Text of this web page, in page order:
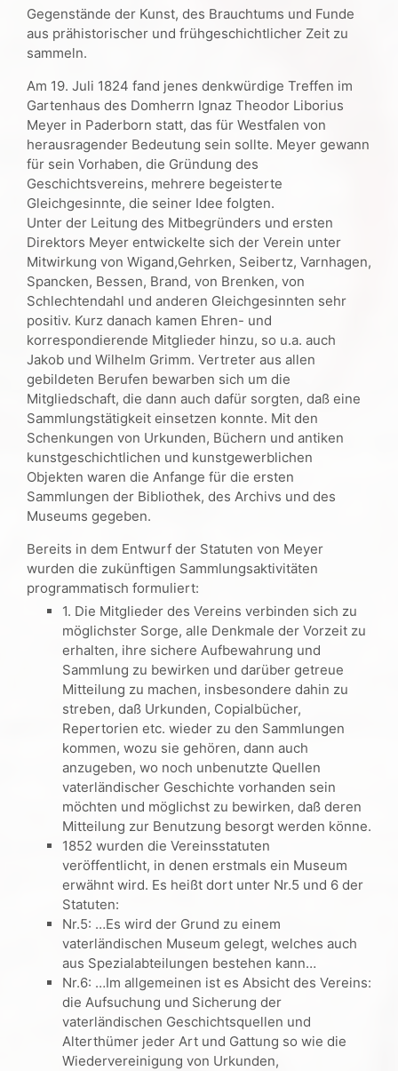
Gegenstände der Kunst, des Brauchtums und Funde
aus prähistorischer und frühgeschichtlicher Zeit zu
sammeln.
Am 19. Juli 1824 fand jenes denkwürdige Treffen im
Gartenhaus des Domherrn Ignaz Theodor Liborius
Meyer in Paderborn statt, das für Westfalen von
herausragender Bedeutung sein sollte. Meyer gewann
für sein Vorhaben, die Gründung des
Geschichtsvereins, mehrere begeisterte
Gleichgesinnte, die seiner Idee folgten.
Unter der Leitung des Mitbegründers und ersten
Direktors Meyer entwickelte sich der Verein unter
Mitwirkung von Wigand,Gehrken, Seibertz, Varnhagen,
Spancken, Bessen, Brand, von Brenken, von
Schlechtendahl und anderen Gleichgesinnten sehr
positiv. Kurz danach kamen Ehren- und
korrespondierende Mitglieder hinzu, so u.a. auch
Jakob und Wilhelm Grimm. Vertreter aus allen
gebildeten Berufen bewarben sich um die
Mitgliedschaft, die dann auch dafür sorgten, daß eine
Sammlungstätigkeit einsetzen konnte. Mit den
Schenkungen von Urkunden, Büchern und antiken
kunstgeschichtlichen und kunstgewerblichen
Objekten waren die Anfange für die ersten
Sammlungen der Bibliothek, des Archivs und des
Museums gegeben.
Bereits in dem Entwurf der Statuten von Meyer
wurden die zukünftigen Sammlungsaktivitäten
programmatisch formuliert:
1. Die Mitglieder des Vereins verbinden sich zu
möglichster Sorge, alle Denkmale der Vorzeit zu
erhalten, ihre sichere Aufbewahrung und
Sammlung zu bewirken und darüber getreue
Mitteilung zu machen, insbesondere dahin zu
streben, daß Urkunden, Copialbücher,
Repertorien etc. wieder zu den Sammlungen
kommen, wozu sie gehören, dann auch
anzugeben, wo noch unbenutzte Quellen
vaterländischer Geschichte vorhanden sein
möchten und möglichst zu bewirken, daß deren
Mitteilung zur Benutzung besorgt werden könne.
1852 wurden die Vereinsstatuten
veröffentlicht, in denen erstmals ein Museum
erwähnt wird. Es heißt dort unter Nr.5 und 6 der
Statuten:
Nr.5: …Es wird der Grund zu einem
vaterländischen Museum gelegt, welches auch
aus Spezialabteilungen bestehen kann…
Nr.6: …Im allgemeinen ist es Absicht des Vereins:
die Aufsuchung und Sicherung der
vaterländischen Geschichtsquellen und
Alterthümer jeder Art und Gattung so wie die
Wiedervereinigung von Urkunden,